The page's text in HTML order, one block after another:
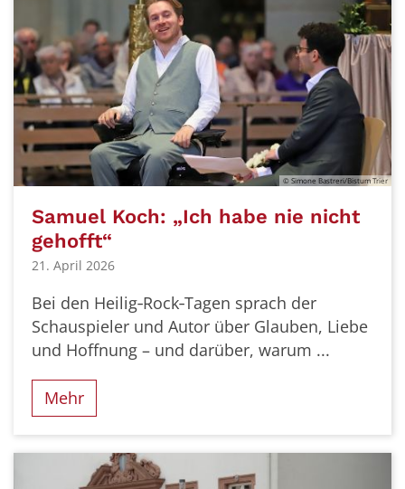
© Simone Bastreri/Bistum Trier
Samuel Koch: „Ich habe nie nicht
gehofft“
21. April 2026
Bei den Heilig‑Rock‑Tagen sprach der
Schauspieler und Autor über Glauben, Liebe
und Hoffnung – und darüber, warum ...
Mehr